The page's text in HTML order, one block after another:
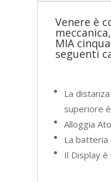
Venere è
MIA
seguenti
La
superiore
Alloggia
La batteria
Il Display è